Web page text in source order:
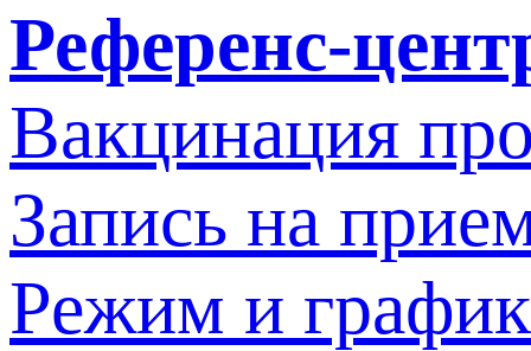
Референс-
Вакцинация
Запись на
Режим и